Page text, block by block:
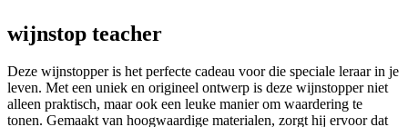
wijnstop teacher
Deze wijnstopper is het perfecte cadeau voor die speciale leraar in je
leven. Met een uniek en origineel ontwerp is deze wijnstopper niet
alleen praktisch, maar ook een leuke manier om waardering te
tonen. Gemaakt van hoogwaardige materialen, zorgt hij ervoor dat